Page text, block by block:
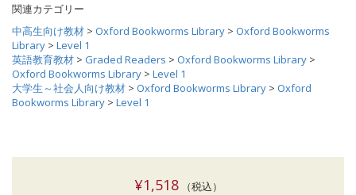
関連カテゴリー
中高生向け教材 > Oxford Bookworms Library > Oxford Bookworms
Library > Level 1
英語教育教材 > Graded Readers > Oxford Bookworms Library >
Oxford Bookworms Library > Level 1
大学生～社会人向け教材 > Oxford Bookworms Library > Oxford
Bookworms Library > Level 1
¥1,518（税込）